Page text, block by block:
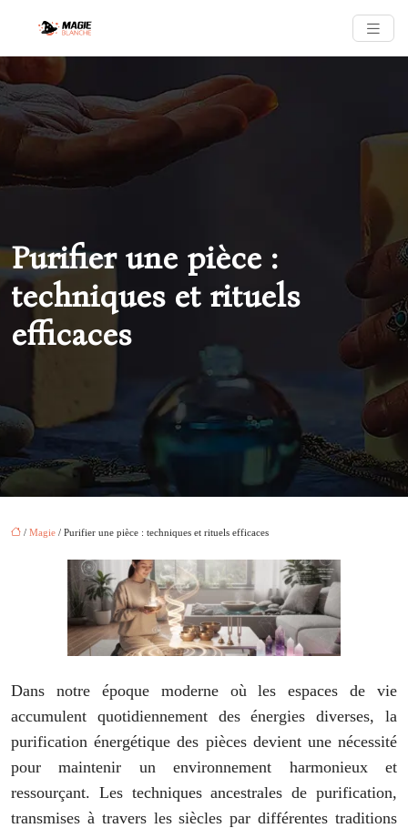
Purifier une pièce :
techniques et rituels
efficaces
/ Magie / Purifier une pièce : techniques et rituels efficaces
Dans notre époque moderne où les espaces de vie
accumulent quotidiennement des énergies diverses, la
purification énergétique des pièces devient une nécessité
pour maintenir un environnement harmonieux et
ressourçant. Les techniques ancestrales de purification,
transmises à travers les siècles par différentes traditions